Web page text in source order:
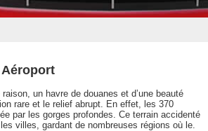
un havre de douanes et d’une beauté
rare et le relief abrupt. En effet, les 370
par les gorges profondes. Ce terrain accidenté
villes, gardant de nombreuses régions où le.